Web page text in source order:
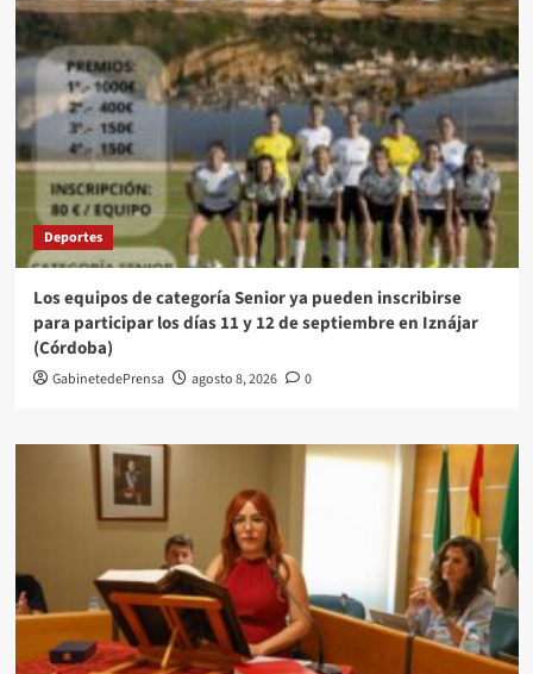
Deportes
Los equipos de categoría Senior ya pueden inscribirse
para participar los días 11 y 12 de septiembre en Iznájar
(Córdoba)
GabinetedePrensa agosto 8, 2026 0